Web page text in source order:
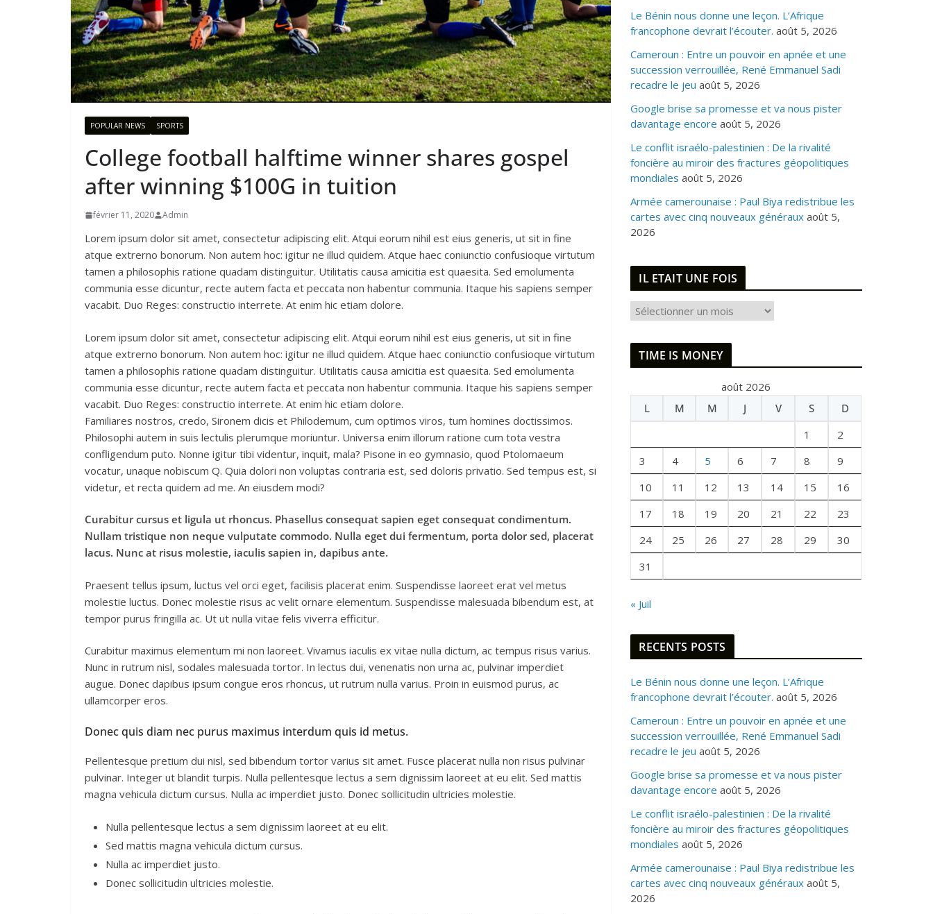
POPULAR NEWS SPORTS
College football halftime winner shares gospel
after winning $100G in tuition
février 11, 2020 Admin
Lorem ipsum dolor sit amet, consectetur adipiscing elit. Atqui eorum nihil est eius generis, ut sit in fine
atque extrerno bonorum. Non autem hoc: igitur ne illud quidem. Atque haec coniunctio confusioque virtutum
tamen a philosophis ratione quadam distinguitur. Utilitatis causa amicitia est quaesita. Sed emolumenta
communia esse dicuntur, recte autem facta et peccata non habentur communia. Itaque his sapiens semper
vacabit. Duo Reges: constructio interrete. At enim hic etiam dolore.
Lorem ipsum dolor sit amet, consectetur adipiscing elit. Atqui eorum nihil est eius generis, ut sit in fine
atque extrerno bonorum. Non autem hoc: igitur ne illud quidem. Atque haec coniunctio confusioque virtutum
tamen a philosophis ratione quadam distinguitur. Utilitatis causa amicitia est quaesita. Sed emolumenta
communia esse dicuntur, recte autem facta et peccata non habentur communia. Itaque his sapiens semper
vacabit. Duo Reges: constructio interrete. At enim hic etiam dolore.
Familiares nostros, credo, Sironem dicis et Philodemum, cum optimos viros, tum homines doctissimos.
Philosophi autem in suis lectulis plerumque moriuntur. Universa enim illorum ratione cum tota vestra
confligendum puto. Nonne igitur tibi videntur, inquit, mala? Pisone in eo gymnasio, quod Ptolomaeum
vocatur, unaque nobiscum Q. Quia dolori non voluptas contraria est, sed doloris privatio. Sed tempus est, si
videtur, et recta quidem ad me. An eiusdem modi?
Curabitur cursus et ligula ut rhoncus. Phasellus consequat sapien eget consequat condimentum.
Nullam tristique non neque vulputate commodo. Nulla eget dui fermentum, porta dolor sed, placerat
lacus. Nunc at risus molestie, iaculis sapien in, dapibus ante.
Praesent tellus ipsum, luctus vel orci eget, facilisis placerat enim. Suspendisse laoreet erat vel metus
molestie luctus. Donec molestie risus ac velit ornare elementum. Suspendisse malesuada bibendum est, at
tempor purus fringilla ac. Ut ut nulla vitae felis viverra efficitur.
Curabitur maximus elementum mi non laoreet. Vivamus iaculis ex vitae nulla dictum, ac tempus risus varius.
Nunc in rutrum nisl, sodales malesuada tortor. In lectus dui, venenatis non urna ac, pulvinar imperdiet
augue. Donec dapibus ipsum congue eros rhoncus, ut rutrum nulla varius. Proin in euismod purus, ac
ullamcorper eros.
Donec quis diam nec purus maximus interdum quis id metus.
Pellentesque pretium dui nisl, sed bibendum tortor varius sit amet. Fusce placerat nulla non risus pulvinar
pulvinar. Integer ut blandit turpis. Nulla pellentesque lectus a sem dignissim laoreet at eu elit. Sed mattis
magna vehicula dictum cursus. Nulla ac imperdiet justo. Donec sollicitudin ultricies molestie.
Nulla pellentesque lectus a sem dignissim laoreet at eu elit.
Sed mattis magna vehicula dictum cursus.
Nulla ac imperdiet justo.
Donec sollicitudin ultricies molestie.
Le Bénin nous donne une leçon. L’Afrique
francophone devrait l’écouter. août 5, 2026
Cameroun : Entre un pouvoir en apnée et une
succession verrouillée, René Emmanuel Sadi
recadre le jeu août 5, 2026
Google brise sa promesse et va nous pister
davantage encore août 5, 2026
Le conflit israélo-palestinien : De la rivalité
foncière au miroir des fractures géopolitiques
mondiales août 5, 2026
Armée camerounaise : Paul Biya redistribue les
cartes avec cinq nouveaux généraux août 5,
2026
IL ETAIT UNE FOIS
E
I
U
F
S
TIME IS MONEY
août 2026
L
M M J V S
D
1
2
3
4 5 6 7 8
9
10
11 12 13 14 15
16
17
18 19 20 21 22
23
24
25 26 27 28 29
30
31
« Juil
RECENTS POSTS
Le Bénin nous donne une leçon. L’Afrique
francophone devrait l’écouter. août 5, 2026
Cameroun : Entre un pouvoir en apnée et une
succession verrouillée, René Emmanuel Sadi
recadre le jeu août 5, 2026
Google brise sa promesse et va nous pister
davantage encore août 5, 2026
Le conflit israélo-palestinien : De la rivalité
foncière au miroir des fractures géopolitiques
mondiales août 5, 2026
Armée camerounaise : Paul Biya redistribue les
cartes avec cinq nouveaux généraux août 5,
2026